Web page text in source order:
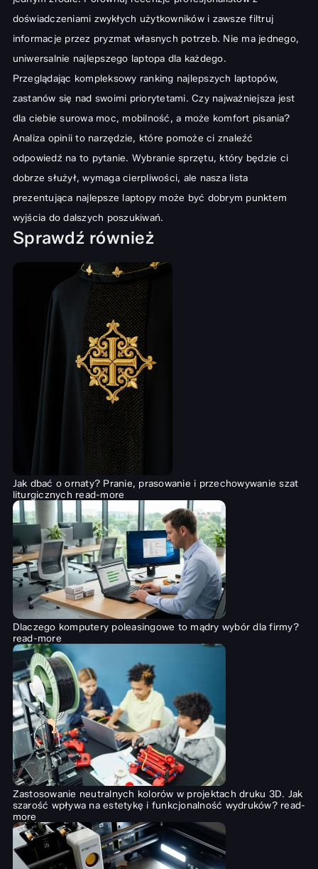
doświadczeniami zwykłych użytkowników i zawsze filtruj
informacje przez pryzmat własnych potrzeb. Nie ma jednego,
uniwersalnie najlepszego laptopa dla każdego.
Przeglądając kompleksowy ranking najlepszych laptopów,
zastanów się nad swoimi priorytetami. Czy najważniejsza jest
dla ciebie surowa moc, mobilność, a może komfort pisania?
Analiza opinii to narzędzie, które pomoże ci znaleźć
odpowiedź na to pytanie. Wybranie sprzętu, który będzie ci
dobrze służył, wymaga cierpliwości, ale nasza lista
prezentująca najlepsze laptopy może być dobrym punktem
wyjścia do dalszych poszukiwań.
Sprawdź również
Jak dbać o ornaty? Pranie, prasowanie i przechowywanie szat
liturgicznych read-more
Dlaczego komputery poleasingowe to mądry wybór dla firmy?
read-more
Zastosowanie neutralnych kolorów w projektach druku 3D. Jak
szarość wpływa na estetykę i funkcjonalność wydruków? read-
more